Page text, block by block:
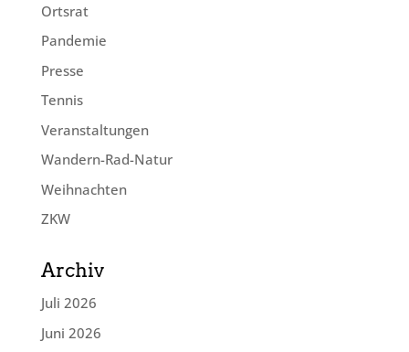
Ortsrat
Pandemie
Presse
Tennis
Veranstaltungen
Wandern-Rad-Natur
Weihnachten
ZKW
Archiv
Juli 2026
Juni 2026